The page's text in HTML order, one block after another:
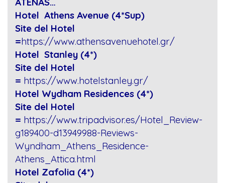
Hotel Athens Avenue (4*Sup)
Site del Hotel
=https://www.athensavenuehotel.gr/
Hotel Stanley (4*)
Site del Hotel
= https://www.hotelstanley.gr/
Hotel Wydham Residences (4*)
Site del Hotel
= https://www.tripadvisor.es/Hotel_Review-
g189400-d13949988-Reviews-
Wyndham_Athens_Residence-
Athens_Attica.html
Hotel Zafolia (4*)